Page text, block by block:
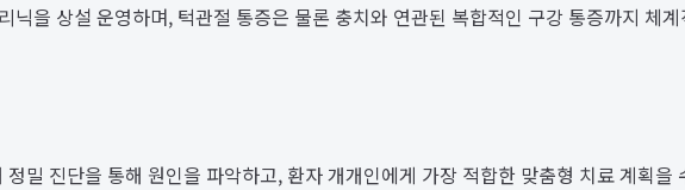
닉을 상설 운영하며, 턱관절 통증은 물론 충치와 연관된 복합적인 구강 통증까지 체
밀 진단을 통해 원인을 파악하고, 환자 개개인에게 가장 적합한 맞춤형 치료 계획을